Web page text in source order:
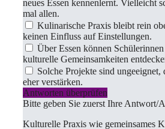
neues Essen kennenlernt. Vielleicht
mal allen.
Kulinarische Praxis bleibt rein
keinen Einfluss auf Einstellungen.
Über Essen können
kulturelle Gemeinsamkeiten
Solche Projekte sind ungeeignet,
eher verstärken.
Antworten überprüfen
Bitte geben Sie zuerst Ihre Antwort/
Kulturelle Praxis wie gemeinsames